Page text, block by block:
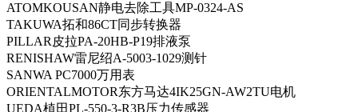
ATOMKOUSAN静电去除工具MP-0324-AS
TAKUWA拓和86CT同步转换器
PILLAR皮拉PA-20HB-P19排液泵
RENISHAW雷尼绍A-5003-1029测针
SANWA PC7000万用表
ORIENTALMOTOR东方马达4IK25GN-AW2TU电机
UEDA植田PL-550-3-R3B压力传感器